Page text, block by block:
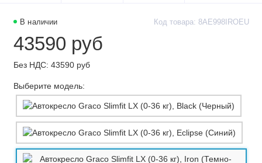
В наличии Код товара: 8AE998IROEU
43590 руб
Без НДС: 43590 руб
Выберите модель: